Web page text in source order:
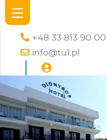
+48 33 813 90 00
info@tu1.pl